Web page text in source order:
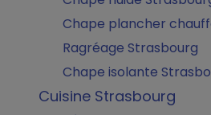
Chape plancher
Ragréage Strasbourg
Chape isolante
Cuisine Strasbourg